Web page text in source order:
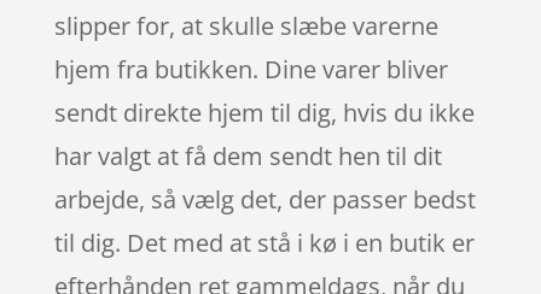
slipper for, at skulle slæbe varerne
hjem fra butikken. Dine varer bliver
sendt direkte hjem til dig, hvis du ikke
har valgt at få dem sendt hen til dit
arbejde, så vælg det, der passer bedst
til dig. Det med at stå i kø i en butik er
efterhånden ret gammeldags, når du